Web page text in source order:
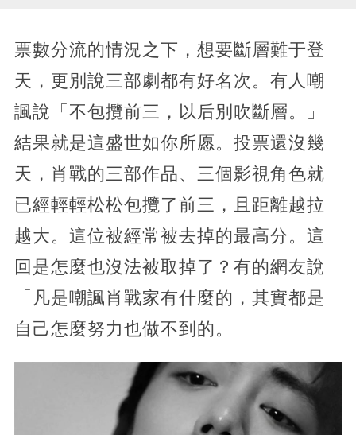
票數分流的情況之下，想要斷層難于登
天，更別說三部劇都有好名次。有人嘲
諷說「不包攬前三，以后別吹斷層。」
結果就是這盛世如你所愿。投票還沒幾
天，肖戰的三部作品、三個影視角色就
已經輕輕松松包攬了前三，且距離越拉
越大。這位被經常被去掉的最高分。這
回是怎麼也沒法被取掉了？有的網友說
「凡是嘲諷肖戰家有什麼的，其實都是
自己怎麼努力也做不到的。